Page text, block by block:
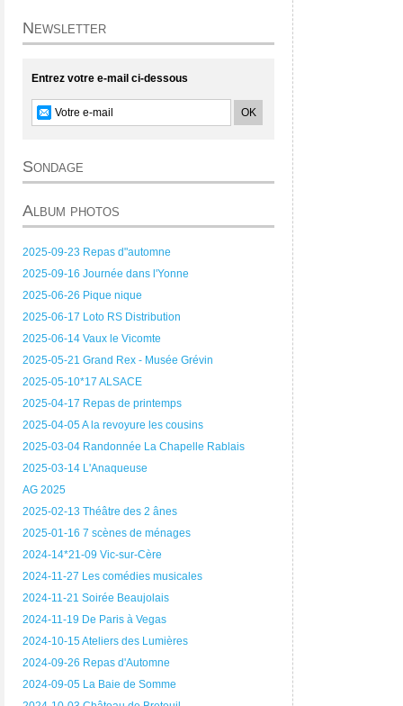
Newsletter
Entrez votre e-mail ci-dessous
Sondage
Album photos
2025-09-23 Repas d"automne
2025-09-16 Journée dans l'Yonne
2025-06-26 Pique nique
2025-06-17 Loto RS Distribution
2025-06-14 Vaux le Vicomte
2025-05-21 Grand Rex - Musée Grévin
2025-05-10*17 ALSACE
2025-04-17 Repas de printemps
2025-04-05 A la revoyure les cousins
2025-03-04 Randonnée La Chapelle Rablais
2025-03-14 L'Anaqueuse
AG 2025
2025-02-13 Théâtre des 2 ânes
2025-01-16 7 scènes de ménages
2024-14*21-09 Vic-sur-Cère
2024-11-27 Les comédies musicales
2024-11-21 Soirée Beaujolais
2024-11-19 De Paris à Vegas
2024-10-15 Ateliers des Lumières
2024-09-26 Repas d'Automne
2024-09-05 La Baie de Somme